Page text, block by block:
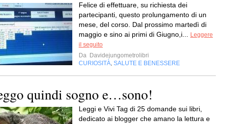
Felice di effettuare, su richiesta dei
partecipanti, questo prolungamento di un
mese, del corso. Dal prossimo martedì di
maggio e sino ai primi di Giugno,i...
Leggere
il seguito
Da Davidejungometrolibri
CURIOSITÀ SALUTE E BENESSERE
quindi sogno e…sono!
Leggi e Vivi Tag di 25 domande sui libri,
dedicato ai blogger che amano la lettura e